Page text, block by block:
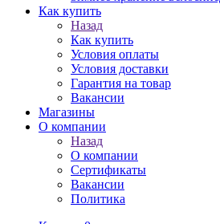
Как купить
Назад
Как купить
Условия оплаты
Условия доставки
Гарантия на товар
Вакансии
Магазины
О компании
Назад
О компании
Сертификаты
Вакансии
Политика